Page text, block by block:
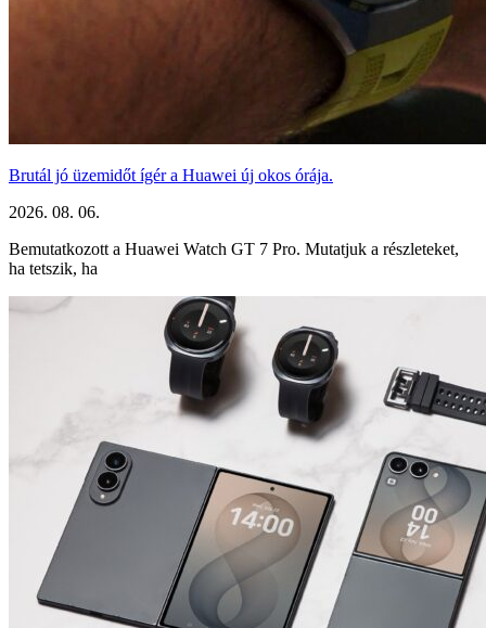
Brutál jó üzemidőt ígér a Huawei új okos órája.
2026. 08. 06.
Bemutatkozott a Huawei Watch GT 7 Pro. Mutatjuk a részleteket,
ha tetszik, ha